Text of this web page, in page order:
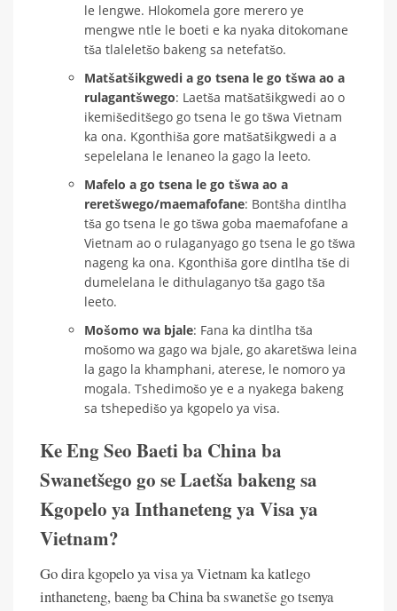
le lengwe. Hlokomela gore merero ye
mengwe ntle le boeti e ka nyaka ditokomane
tša tlaleletšo bakeng sa netefatšo.
Matšatšikgwedi a go tsena le go tšwa ao a
rulagantšwego: Laetša matšatšikgwedi ao o
ikemišeditšego go tsena le go tšwa Vietnam
ka ona. Kgonthiša gore matšatšikgwedi a a
sepelelana le lenaneo la gago la leeto.
Mafelo a go tsena le go tšwa ao a
reretšwego/maemafofane: Bontšha dintlha
tša go tsena le go tšwa goba maemafofane a
Vietnam ao o rulaganyago go tsena le go tšwa
nageng ka ona. Kgonthiša gore dintlha tše di
dumelelana le dithulaganyo tša gago tša
leeto.
Mošomo wa bjale: Fana ka dintlha tša
mošomo wa gago wa bjale, go akaretšwa leina
la gago la khamphani, aterese, le nomoro ya
mogala. Tshedimošo ye e a nyakega bakeng
sa tshepedišo ya kgopelo ya visa.
Ke Eng Seo Baeti ba China ba
Swanetšego go se Laetša bakeng sa
Kgopelo ya Inthaneteng ya Visa ya
Vietnam?
Go dira kgopelo ya visa ya Vietnam ka katlego
inthaneteng, baeng ba China ba swanetše go tsenya